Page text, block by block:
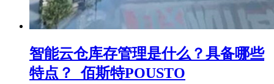
智能云仓库存管理是什么？具备哪些
特点？_佰斯特POUSTO